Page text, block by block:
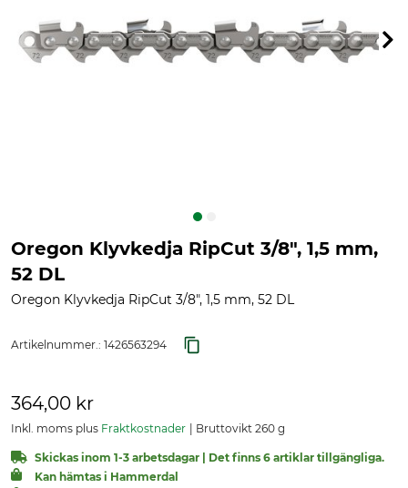
Oregon Klyvkedja RipCut 3/8", 1,5 mm,
52 DL
Oregon Klyvkedja RipCut 3/8", 1,5 mm, 52 DL
Artikelnummer.: 1426563294
364,00 kr
Inkl. moms plus Fraktkostnader Bruttovikt 260 g
Skickas inom 1-3 arbetsdagar | Det finns 6 artiklar tillgängliga.
Kan hämtas i Hammerdal